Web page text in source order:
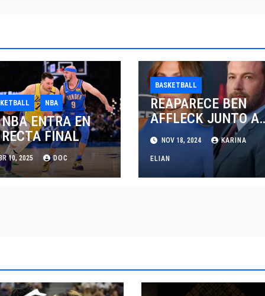
NBA
ENTRA EN
FINAL
10, 2025 DOC
BASKETBALL
REAPARECE BEN
AFFLECK JUNTO A
SU HIJO EN UN
PARTIDO DE LOS
LAKERS VS
TORONTO
NOV 18, 2024 KARINA
ELIAN